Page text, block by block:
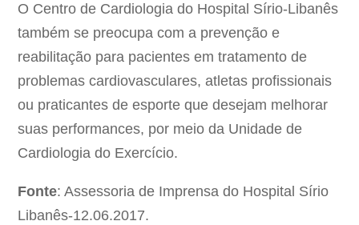
O Centro de Cardiologia do Hospital Sírio-Libanês
também se preocupa com a prevenção e
reabilitação para pacientes em tratamento de
problemas cardiovasculares, atletas profissionais
ou praticantes de esporte que desejam melhorar
suas performances, por meio da Unidade de
Cardiologia do Exercício.
Fonte: Assessoria de Imprensa do Hospital Sírio
Libanês-12.06.2017.